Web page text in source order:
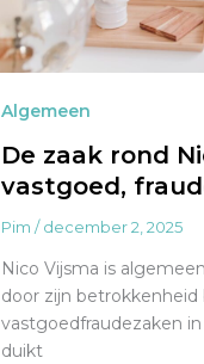
Algemeen
De zaak rond
vastgoed,
Pim /december 2, 2025
Nico Vijsma is
door zijn
vastgoedfraudezaken
duikt